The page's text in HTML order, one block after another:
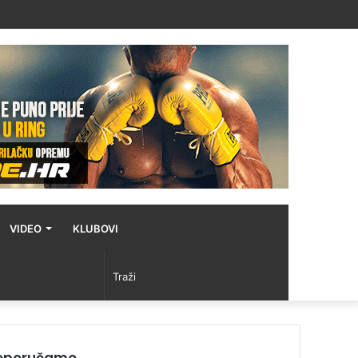
skin
Article
VIDEO KLUBOVI
Switch
skin